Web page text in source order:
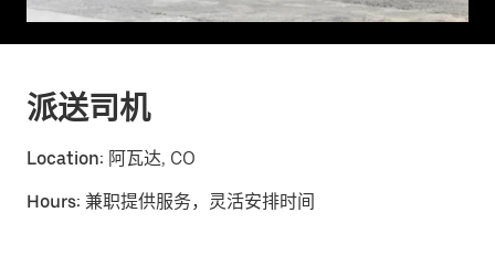
派送司机
Location: 阿瓦达, CO
Hours: 兼职提供服务，灵活安排时间